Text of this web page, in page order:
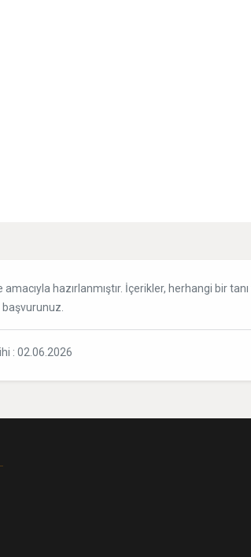
hazırlanmıştır. İçerikler, herhangi bir
: 02.06.2026